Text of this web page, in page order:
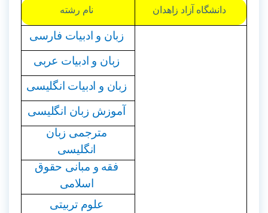
دانشگاه آزاد زاهدان نام رشته
زبان و ادبیات فارسی
زبان و ادبیات عربی
زبان و ادبیات انگلیسی
آموزش زبان انگلیسی
مترجمی زبان
انگلیسی
فقه و مبانی حقوق
اسلامی
علوم تربیتی